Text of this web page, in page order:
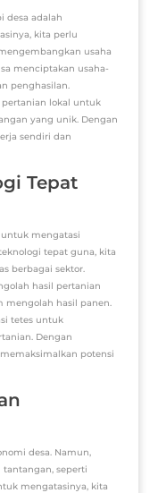
desa adalah
kita perlu
usaha
menciptakan usaha-
penghasilan.
lokal untuk
yang unik. Dengan
sendiri dan
Tepat
mengatasi
tepat guna, kita
berbagai sektor.
hasil pertanian
mengolah hasil panen.
tetes untuk
Dengan
potensi
desa. Namun,
seperti
mengatasinya, kita